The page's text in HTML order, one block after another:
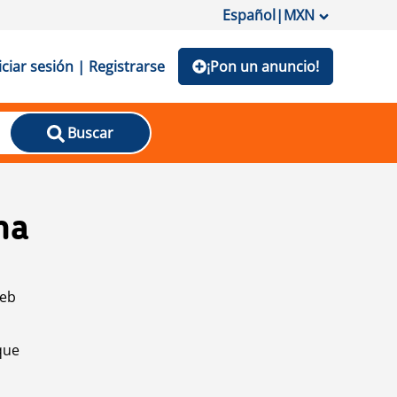
Español|MXN
sesión | Registrarse ¡Pon un anuncio!
Buscar